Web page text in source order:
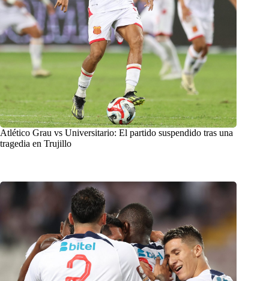
Atlético Grau vs Universitario: El partido suspendido tras una
tragedia en Trujillo